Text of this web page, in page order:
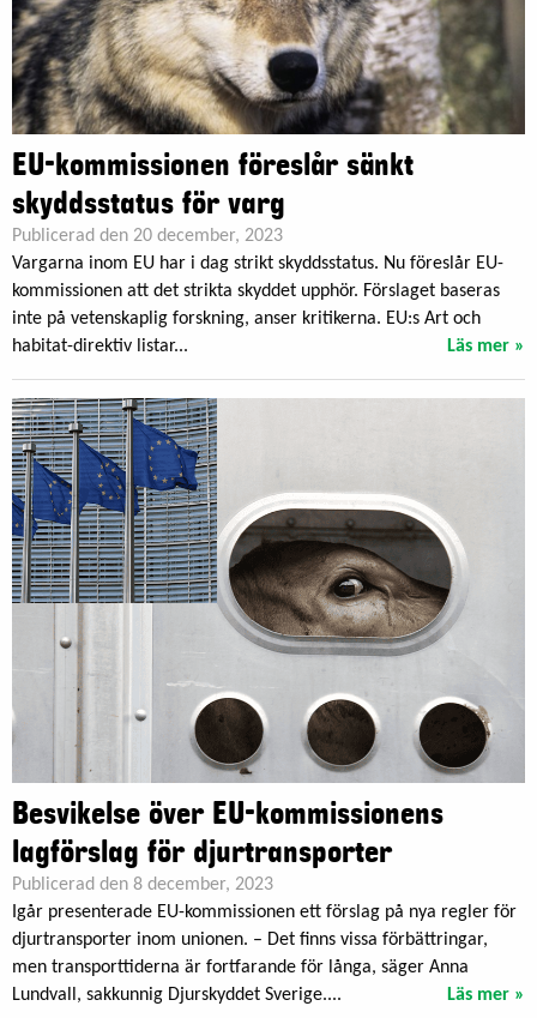
EU-kommissionen föreslår sänkt
skyddsstatus för varg
Publicerad den 20 december, 2023
Vargarna inom EU har i dag strikt skyddsstatus. Nu föreslår EU-
kommissionen att det strikta skyddet upphör. Förslaget baseras
inte på vetenskaplig forskning, anser kritikerna. EU:s Art och
habitat-direktiv listar...
Läs mer »
Besvikelse över EU-kommissionens
lagförslag för djurtransporter
Publicerad den 8 december, 2023
Igår presenterade EU-kommissionen ett förslag på nya regler för
djurtransporter inom unionen. – Det finns vissa förbättringar,
men transporttiderna är fortfarande för långa, säger Anna
Lundvall, sakkunnig Djurskyddet Sverige....
Läs mer »